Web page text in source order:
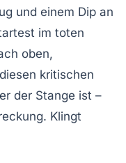
und einem Dip an
im toten
oben,
kritischen
der Stange ist –
Klingt